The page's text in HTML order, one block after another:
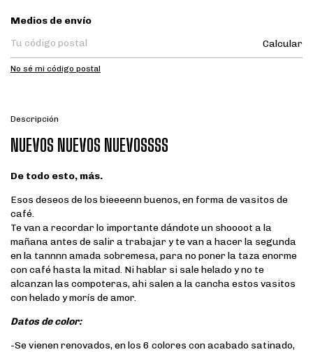
Entregas para el CP:
Medios de envío
Calcular
No sé mi código postal
Descripción
NUEVOS NUEVOS NUEVOSSSS
De todo esto, más.
Esos deseos de los bieeeenn buenos, en forma de vasitos de
café.
Te van a recordar lo importante dándote un shoooot a la
mañana antes de salir a trabajar y te van a hacer la segunda
en la tannnn amada sobremesa, para no poner la taza enorme
con café hasta la mitad. Ni hablar si sale helado y no te
alcanzan las compoteras, ahi salen a la cancha estos vasitos
con helado y morís de amor.
Datos de color:
-Se vienen renovados, en los 6 colores con acabado satinado,